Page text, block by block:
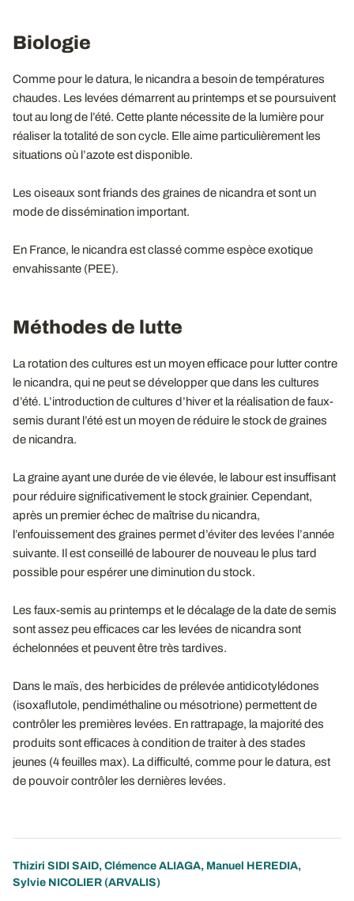
Biologie
Comme pour le datura, le nicandra a besoin de températures
chaudes. Les levées démarrent au printemps et se poursuivent
tout au long de l’été. Cette plante nécessite de la lumière pour
réaliser la totalité de son cycle. Elle aime particulièrement les
situations où l’azote est disponible.
Les oiseaux sont friands des graines de nicandra et sont un
mode de dissémination important.
En France, le nicandra est classé comme espèce exotique
envahissante (PEE).
Méthodes de lutte
La rotation des cultures est un moyen efficace pour lutter contre
le nicandra, qui ne peut se développer que dans les cultures
d’été. L’introduction de cultures d’hiver et la réalisation de faux-
semis durant l’été est un moyen de réduire le stock de graines
de nicandra.
La graine ayant une durée de vie élevée, le labour est insuffisant
pour réduire significativement le stock grainier. Cependant,
après un premier échec de maîtrise du nicandra,
l’enfouissement des graines permet d’éviter des levées l’année
suivante. Il est conseillé de labourer de nouveau le plus tard
possible pour espérer une diminution du stock.
Les faux-semis au printemps et le décalage de la date de semis
sont assez peu efficaces car les levées de nicandra sont
échelonnées et peuvent être très tardives.
Dans le maïs, des herbicides de prélevée antidicotylédones
(isoxaflutole, pendiméthaline ou mésotrione) permettent de
contrôler les premières levées. En rattrapage, la majorité des
produits sont efficaces à condition de traiter à des stades
jeunes (4 feuilles max). La difficulté, comme pour le datura, est
de pouvoir contrôler les dernières levées.
Thiziri SIDI SAID, Clémence ALIAGA, Manuel HEREDIA,
Sylvie NICOLIER (ARVALIS)